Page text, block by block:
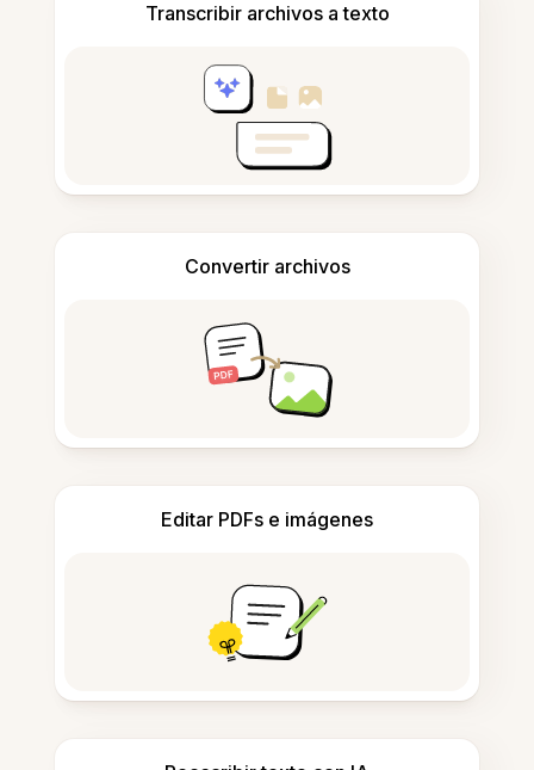
Transcribir archivos a texto
Convertir archivos
Editar PDFs e imágenes